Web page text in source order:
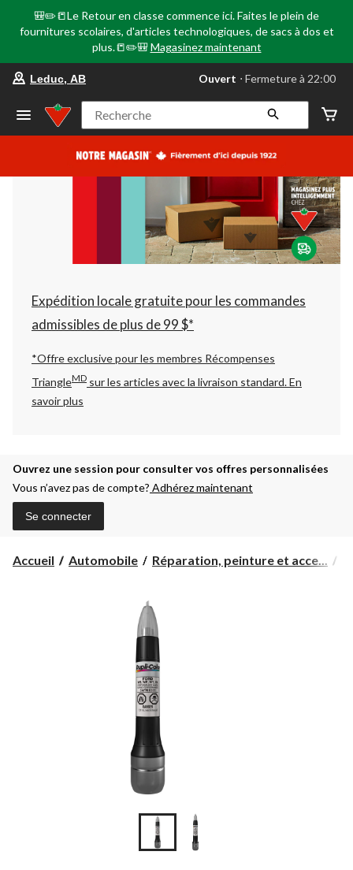
🎒✏️📒Le Retour en classe commence ici. Faites le plein de
fournitures scolaires, d'articles technologiques, de sacs à dos et
plus.📒✏️🎒 Magasinez maintenant
votre
préféré
Leduc,
AB,
courament
Fermeture
à
22:00
cliquer
pour
changer
Leduc, AB Ouvert ⋅ Fermeture à 22:00
Recherche
Expédition locale gratuite pour les commandes
admissibles de plus de 99 $*
*Offre exclusive pour les membres Récompenses
TriangleMD sur les articles avec la livraison standard.En
savoir plus
Ouvrez une session pour consulter vos offres personnalisées
Vous n’avez pas de compte? Adhérez maintenant
Se connecter
Accueil Automobile Réparation, peinture et acce...